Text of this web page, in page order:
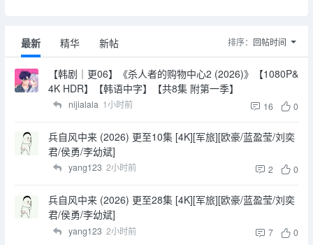
最新 精华 新帖 排序： 回帖时间
【韩剧｜更06】《杀人者的购物中心2 (2026)》【1080P&
4K HDR】【韩语中字】【共8集 附第一季】
nijialala 1小时前 16 0
兵自风中来 (2026) 更至10集 [4K][军旅][欧豪/蓝盈莹/刘奕
君/侯勇/李幼斌]
yang123 2小时前 2 0
兵自风中来 (2026) 更至28集 [4K][军旅][欧豪/蓝盈莹/刘奕
君/侯勇/李幼斌]
yang123 2小时前 7 0